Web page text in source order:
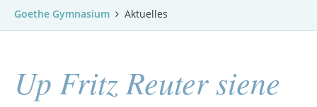
Goethe Gymnasium Aktuelles
Up Fritz Reuter siene